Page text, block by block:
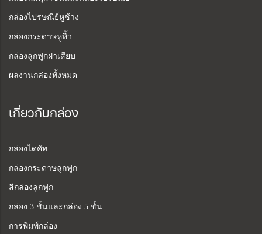
กล่องไปรษณีย์หูช้าง
กล่องกระดาษหูหิ้ว
กล่องลูกฟูกฝาเสียบ
ผลงานกล่องทั้งหมด
เกี่ยวกับกล่อง
กล่องไดคัท
กล่องกระดาษลูกฟูก
สีกล่องลูกฟูก
กล่อง 3 ชั้นและกล่อง 5 ชั้น
การพิมพ์กล่อง